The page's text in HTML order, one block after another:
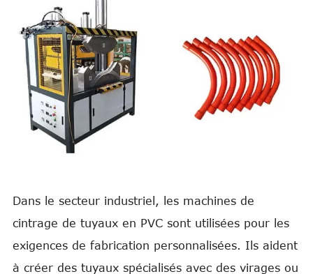
Dans le secteur industriel, les machines de
cintrage de tuyaux en PVC sont utilisées pour les
exigences de fabrication personnalisées. Ils aident
à créer des tuyaux spécialisés avec des virages ou